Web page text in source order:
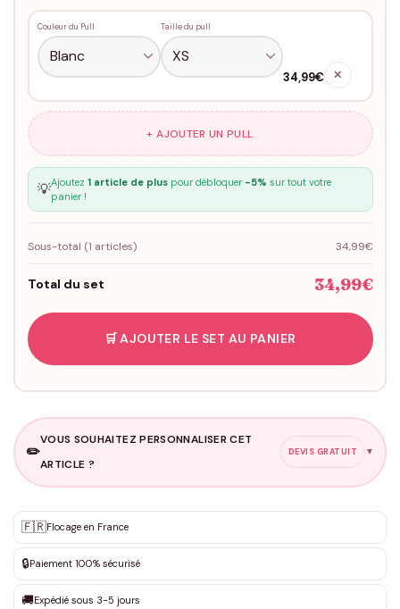
Couleur du Pull Taille du pull
34,99€ ✕
+ AJOUTER UN PULL
💡Ajoutez 1 article de pluspour débloquer -5% sur tout votre
panier !
Sous-total (1 articles) 34,99€
Total du set 34,99€
🛒 AJOUTER LE SET AU PANIER
✏️
VOUS SOUHAITEZ PERSONNALISER CET
ARTICLE ?
DEVIS GRATUIT ▼
✨ Personnalisation sur mesure
DEVIS GRATUIT · Personnalisation de 3 à 10€ selon la demande
Que souhaitez-vous ?*
🇫🇷Flocage en France
🔒Paiement 100% sécurisé
🚚Expédié sous 3-5 jours